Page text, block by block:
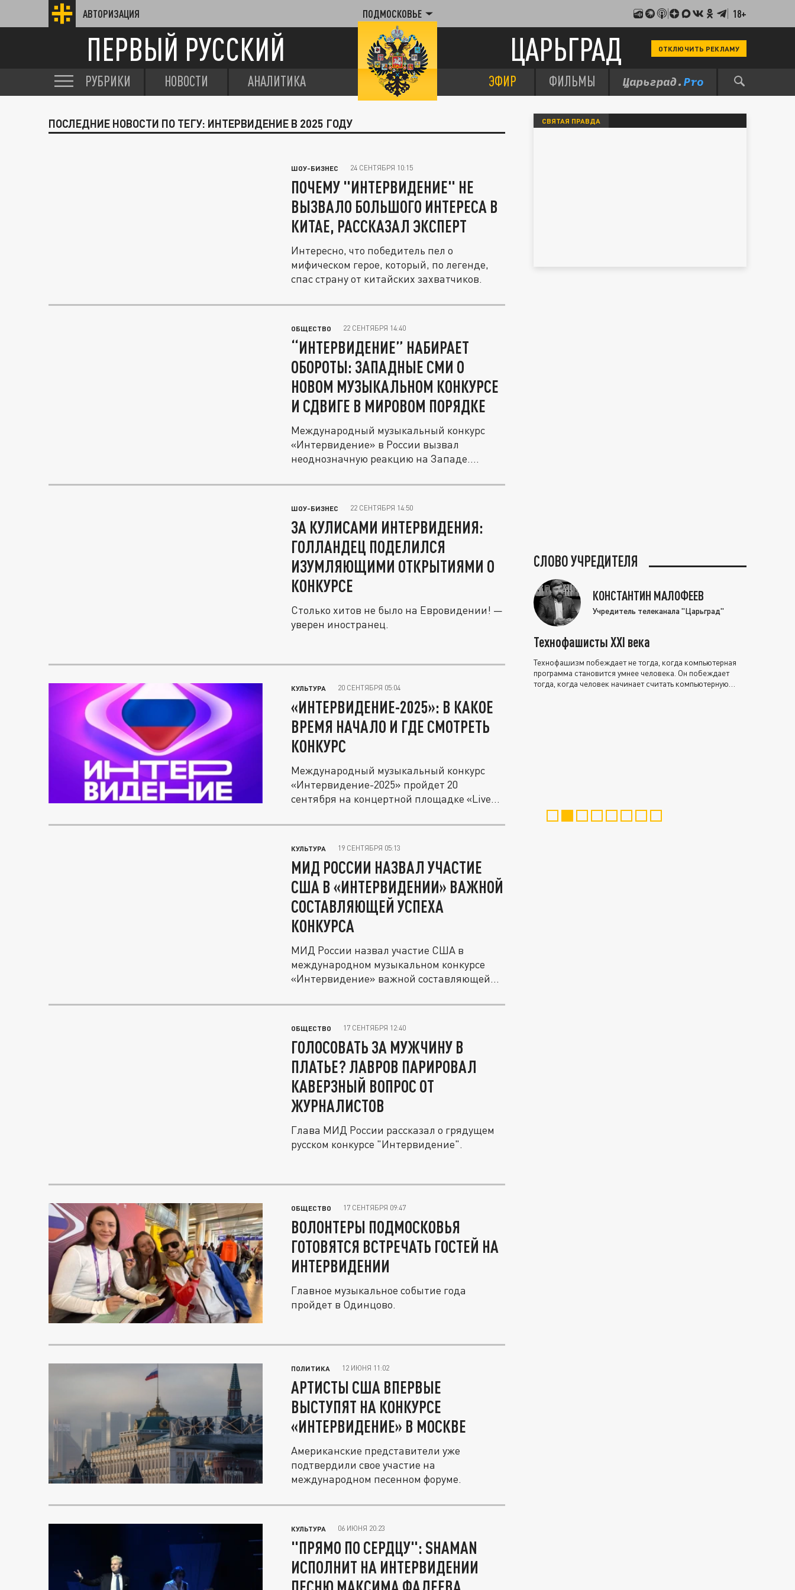
АВТОРИЗАЦИЯ ПОДМОСКОВЬЕ 18+
ПЕРВЫЙ РУССКИЙ ЦАРЬГРАД ОТКЛЮЧИТЬ РЕКЛАМУ
РУБРИКИ НОВОСТИ АНАЛИТИКА ЭФИР ФИЛЬМЫ
ПОСЛЕДНИЕ НОВОСТИ ПО ТЕГУ: ИНТЕРВИДЕНИЕ В 2025 ГОДУ
ШОУ-БИЗНЕС 24 СЕНТЯБРЯ 10:15
ПОЧЕМУ "ИНТЕРВИДЕНИЕ" НЕ
ВЫЗВАЛО БОЛЬШОГО ИНТЕРЕСА В
КИТАЕ, РАССКАЗАЛ ЭКСПЕРТ
Интересно, что победитель пел о
мифическом герое, который, по легенде,
спас страну от китайских захватчиков.
ОБЩЕСТВО 22 СЕНТЯБРЯ 14:40
“ИНТЕРВИДЕНИЕ” НАБИРАЕТ
ОБОРОТЫ: ЗАПАДНЫЕ СМИ О
НОВОМ МУЗЫКАЛЬНОМ КОНКУРСЕ
И СДВИГЕ В МИРОВОМ ПОРЯДКЕ
Международный музыкальный конкурс
«Интервидение» в России вызвал
неоднозначную реакцию на Западе.
ШОУ-БИЗНЕС 22 СЕНТЯБРЯ 14:50
ЗА КУЛИСАМИ ИНТЕРВИДЕНИЯ:
ГОЛЛАНДЕЦ ПОДЕЛИЛСЯ
ИЗУМЛЯЮЩИМИ ОТКРЫТИЯМИ О
КОНКУРСЕ
Столько хитов не было на Евровидении! —
уверен иностранец.
КУЛЬТУРА 20 СЕНТЯБРЯ 05:04
«ИНТЕРВИДЕНИЕ-2025»: В КАКОЕ
ВРЕМЯ НАЧАЛО И ГДЕ СМОТРЕТЬ
КОНКУРС
Международный музыкальный конкурс
«Интервидение-2025» пройдет 20
сентября на концертной площадке «Live
КУЛЬТУРА 19 СЕНТЯБРЯ 05:13
МИД РОССИИ НАЗВАЛ УЧАСТИЕ
США В «ИНТЕРВИДЕНИИ» ВАЖНОЙ
СОСТАВЛЯЮЩЕЙ УСПЕХА
КОНКУРСА
МИД России назвал участие США в
международном музыкальном конкурсе
«Интервидение» важной составляющей
ОБЩЕСТВО 17 СЕНТЯБРЯ 12:40
ГОЛОСОВАТЬ ЗА МУЖЧИНУ В
ПЛАТЬЕ? ЛАВРОВ ПАРИРОВАЛ
КАВЕРЗНЫЙ ВОПРОС ОТ
ЖУРНАЛИСТОВ
Глава МИД России рассказал о грядущем
русском конкурсе "Интервидение".
ОБЩЕСТВО 17 СЕНТЯБРЯ 09:47
ВОЛОНТЕРЫ ПОДМОСКОВЬЯ
ГОТОВЯТСЯ ВСТРЕЧАТЬ ГОСТЕЙ НА
ИНТЕРВИДЕНИИ
Главное музыкальное событие года
пройдет в Одинцово.
ПОЛИТИКА 12 ИЮНЯ 11:02
АРТИСТЫ США ВПЕРВЫЕ
ВЫСТУПЯТ НА КОНКУРСЕ
«ИНТЕРВИДЕНИЕ» В МОСКВЕ
Американские представители уже
подтвердили свое участие на
международном песенном форуме.
КУЛЬТУРА 06 ИЮНЯ 20:23
"ПРЯМО ПО СЕРДЦУ": SHAMAN
ИСПОЛНИТ НА ИНТЕРВИДЕНИИ
СВЯТАЯ ПРАВДА
СЛОВО УЧРЕДИТЕЛЯ
КОНСТАНТИН МАЛОФЕЕВ
Учредитель телеканала "Царьград"
Технофашисты XXI века
Технофашизм побеждает не тогда, когда компьютерная
программа становится умнее человека. Он побеждает
тогда, когда человек начинает считать компьютерную